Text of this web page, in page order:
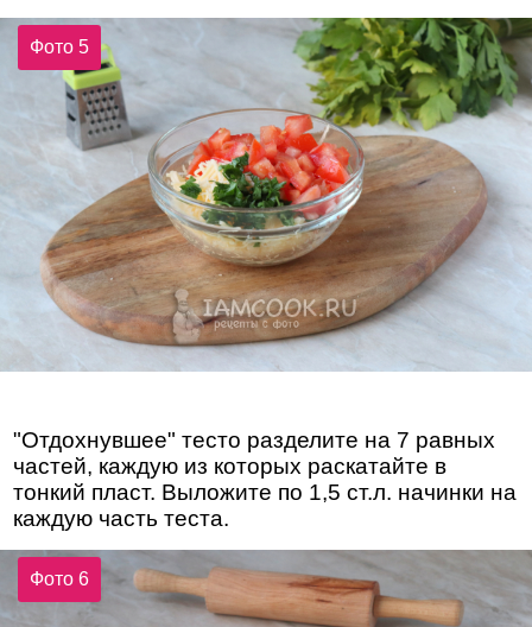
Фото 5
"Отдохнувшее" тесто разделите на 7 равных
частей, каждую из которых раскатайте в
тонкий пласт. Выложите по 1,5 ст.л. начинки на
каждую часть теста.
Фото 6